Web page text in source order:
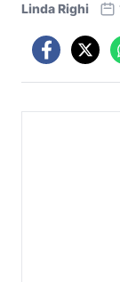
Linda Righi